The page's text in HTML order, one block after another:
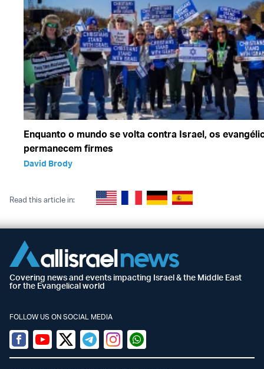
Enquanto o mundo se volta contra Israel, os
permanecem firmes
David Brody
Read this article in:
Covering news and events impacting Israel & the Middle East
for the Evangelical world
FOLLOW US ON SOCIAL MEDIA
Facebook
YoutubeTwitter (X)
TelegramInstagramWhatsapp